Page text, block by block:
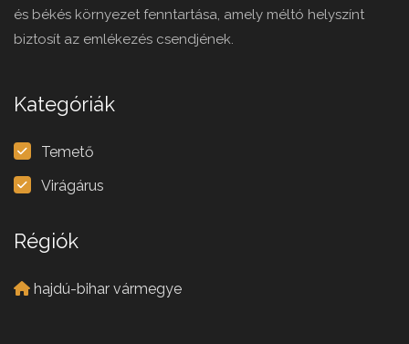
és békés környezet fenntartása, amely méltó helyszínt
biztosít az emlékezés csendjének.
Kategóriák
Temető
Virágárus
Régiók
hajdú-bihar vármegye